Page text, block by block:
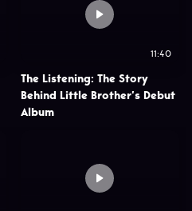
11:40
The Listening: The Story
Behind Little Brother’s Debut
Album